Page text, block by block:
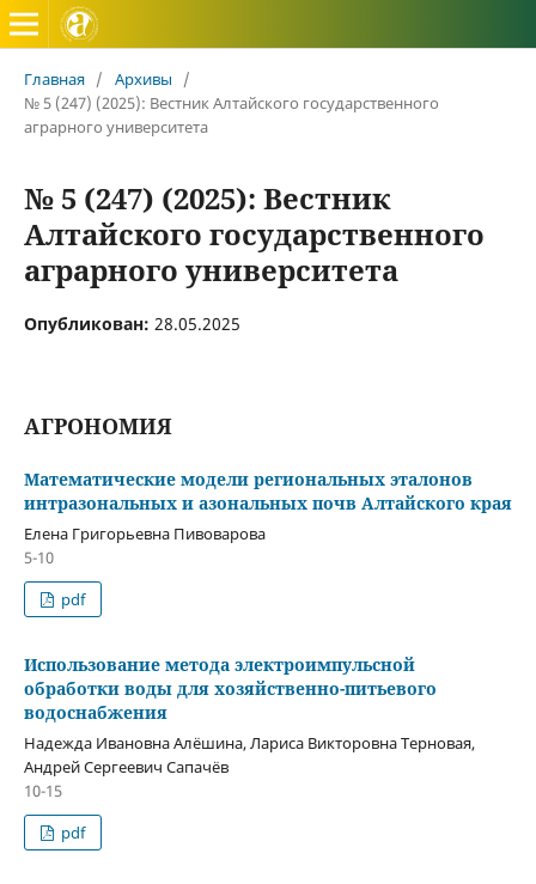
Вестник Алтайского государственного аграрного
Главная / Архивы
/
№ 5 (247) (2025): Вестник Алтайского государственного
аграрного университета
№ 5 (247) (2025): Вестник
Алтайского государственного
аграрного университета
Опубликован: 28.05.2025
АГРОНОМИЯ
Математические модели региональных эталонов
интразональных и азональных почв Алтайского края
Елена Григорьевна Пивоварова
5-10
pdf
Использование метода электроимпульсной
обработки воды для хозяйственно-питьевого
водоснабжения
Надежда Ивановна Алёшина, Лариса Викторовна Терновая,
Андрей Сергеевич Сапачёв
10-15
pdf